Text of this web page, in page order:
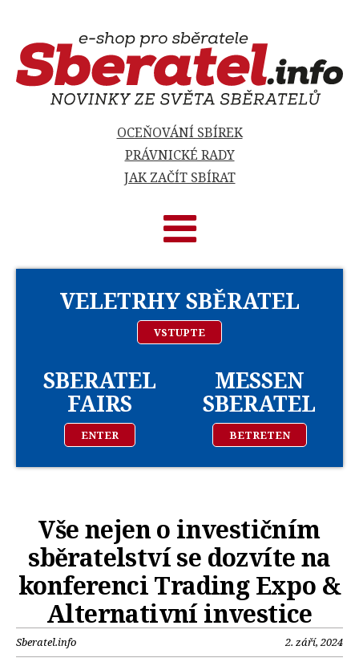
OCEŇOVÁNÍ SBÍREK
PRÁVNICKÉ RADY
JAK ZAČÍT SBÍRAT
VELETRHY SBĚRATEL
VSTUPTE
SBERATEL
FAIRS
ENTER
MESSEN
SBERATEL
BETRETEN
Vše nejen o investičním
sběratelství se dozvíte na
konferenci Trading Expo &
Alternativní investice
Sberatel.info 2. září, 2024